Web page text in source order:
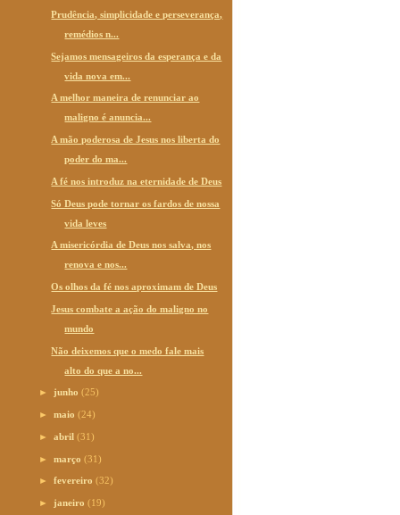
Prudência, simplicidade e perseverança,
remédios n...
Sejamos mensageiros da esperança e da
vida nova em...
A melhor maneira de renunciar ao
maligno é anuncia...
A mão poderosa de Jesus nos liberta do
poder do ma...
A fé nos introduz na eternidade de Deus
Só Deus pode tornar os fardos de nossa
vida leves
A misericórdia de Deus nos salva, nos
renova e nos...
Os olhos da fé nos aproximam de Deus
Jesus combate a ação do maligno no
mundo
Não deixemos que o medo fale mais
alto do que a no...
► junho(25)
►maio(24)
►abril(31)
►março(31)
►fevereiro(32)
► janeiro(19)